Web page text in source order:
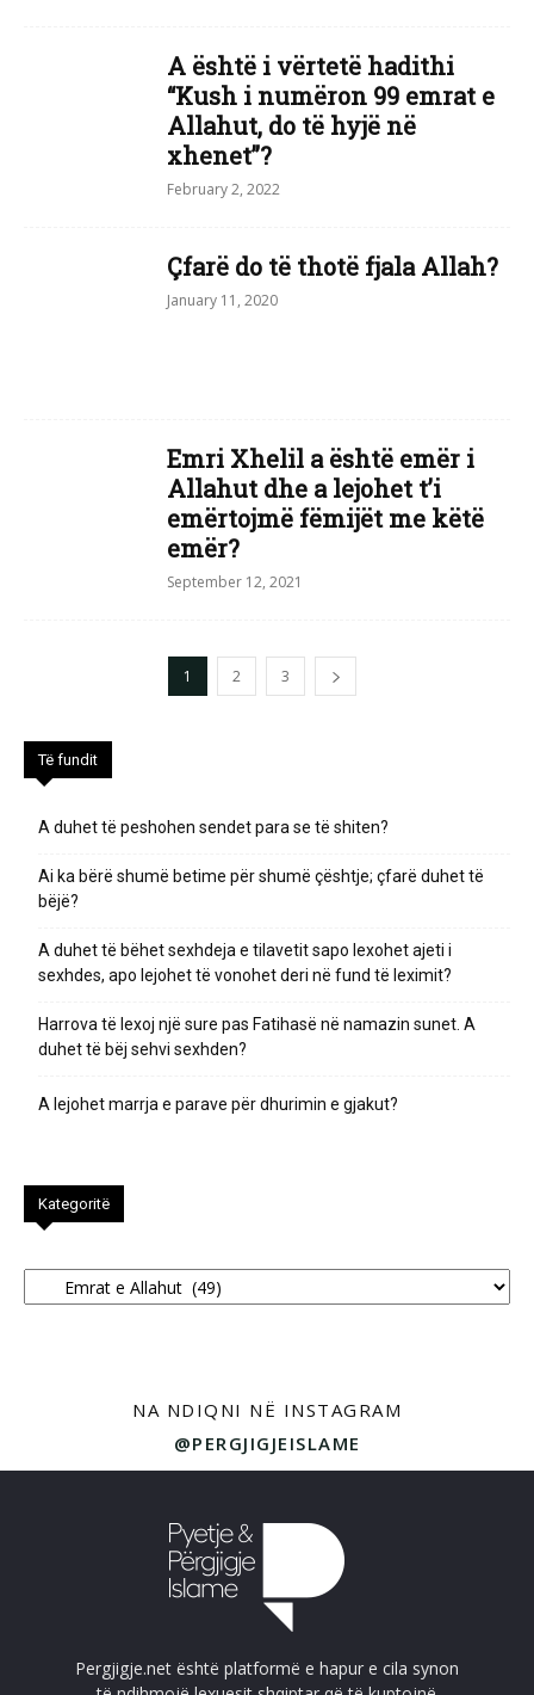
A është i vërtetë hadithi
“Kush i numëron 99 emrat e
Allahut, do të hyjë në
xhenet”?
February 2, 2022
Çfarë do të thotë fjala Allah?
January 11, 2020
Emri Xhelil a është emër i
Allahut dhe a lejohet t’i
emërtojmë fëmijët me këtë
emër?
September 12, 2021
1 2 3
Të fundit
A duhet të peshohen sendet para se të shiten?
Ai ka bërë shumë betime për shumë çështje; çfarë duhet të
bëjë?
A duhet të bëhet sexhdeja e tilavetit sapo lexohet ajeti i
sexhdes, apo lejohet të vonohet deri në fund të leximit?
Harrova të lexoj një sure pas Fatihasë në namazin sunet. A
duhet të bëj sehvi sexhden?
A lejohet marrja e parave për dhurimin e gjakut?
Kategoritë
Kategoritë
NA NDIQNI NË INSTAGRAM
@PERGJIGJEISLAME
Pergjigje.net është platformë e hapur e cila synon